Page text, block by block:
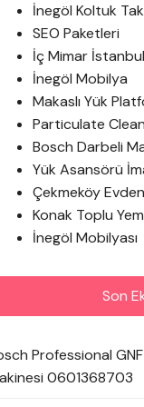
İnegöl Koltuk
SEO Paketleri
İç Mimar İstanbul
İnegöl Mobilya
Makaslı Yük
Particulate
Bosch Darbeli
Yük Asansörü
Çekmeköy
Konak Toplu
İnegöl Mobilyası
Son
Professional
0601368703